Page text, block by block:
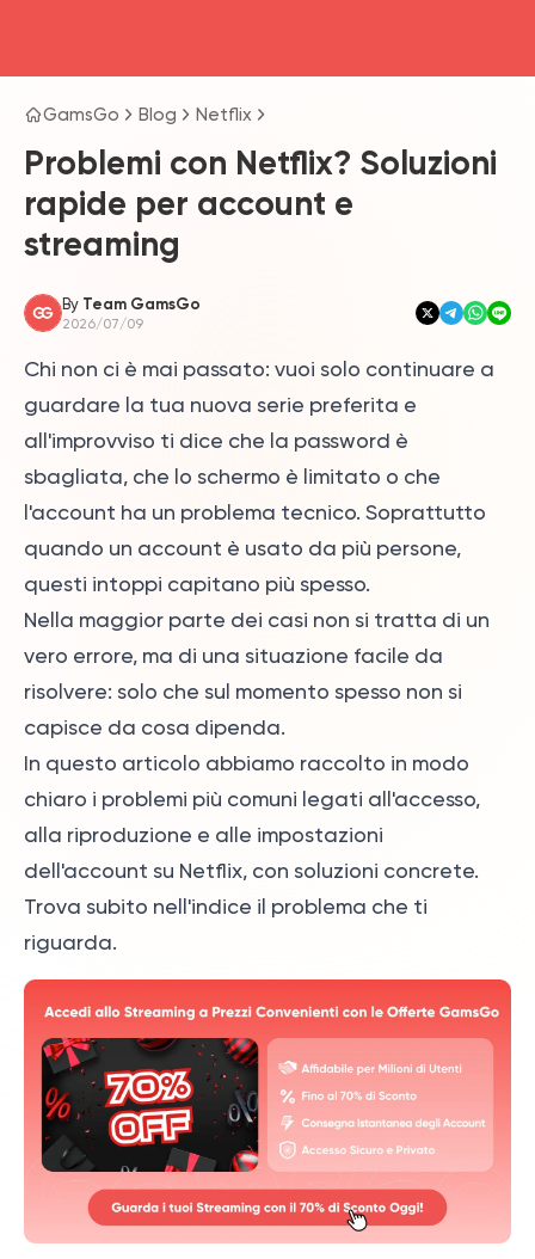
GamsGo Blog Netflix
Problemi con Netflix? Soluzioni
rapide per account e
streaming
By Team GamsGo
2026/07/09
Chi non ci è mai passato: vuoi solo continuare a
guardare la tua nuova serie preferita e
all'improvviso ti dice che la password è
sbagliata, che lo schermo è limitato o che
l'account ha un problema tecnico. Soprattutto
quando un account è usato da più persone,
questi intoppi capitano più spesso.
Nella maggior parte dei casi non si tratta di un
vero errore, ma di una situazione facile da
risolvere: solo che sul momento spesso non si
capisce da cosa dipenda.
In questo articolo abbiamo raccolto in modo
chiaro i problemi più comuni legati all'accesso,
alla riproduzione e alle impostazioni
dell'account su Netflix, con soluzioni concrete.
Trova subito nell'indice il problema che ti
riguarda.